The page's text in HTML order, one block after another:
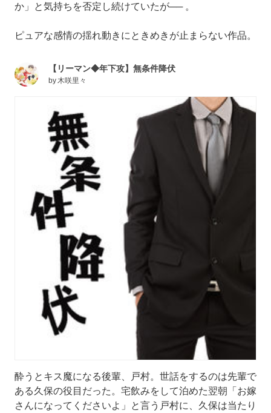
か」と気持ちを否定し続けていたが── 。
ピュアな感情の揺れ動きにときめきが止まらない作品。
【リーマン◆年下攻】無条件降伏
by 木咲里々
酔うとキス魔になる後輩、戸村。世話をするのは先輩で
ある久保の役目だった。宅飲みをして泊めた翌朝「お嫁
さんになってくださいよ」と言う戸村に、久保は当たり